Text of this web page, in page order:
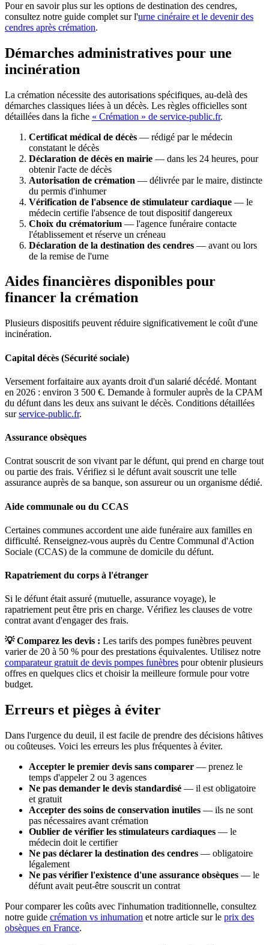
Pour en savoir plus sur les options de destination des cendres,
consultez notre guide complet sur l'urne cinéraire et le devenir des
cendres après crémation.
Démarches administratives pour une
incinération
La crémation nécessite des autorisations spécifiques, au-delà des
démarches classiques liées à un décès. Les règles officielles sont
détaillées dans la fiche « Crémation » de service-public.fr.
Certificat médical de décès — rédigé par le médecin
constatant le décès
Déclaration de décès en mairie — dans les 24 heures, pour
obtenir l'acte de décès
Autorisation de crémation — délivrée par le maire, distincte
du permis d'inhumer
Vérification de l'absence de stimulateur cardiaque — le
médecin certifie l'absence de tout dispositif dangereux
Choix du crématorium — l'agence funéraire contacte
l'établissement et réserve un créneau
Déclaration de la destination des cendres — avant ou lors
de la remise de l'urne
Aides financières disponibles pour
financer la crémation
Plusieurs dispositifs peuvent réduire significativement le coût d'une
incinération.
Capital décès (Sécurité sociale)
Versement forfaitaire aux ayants droit d'un salarié décédé. Montant
en 2026 : environ 3 500 €. Demande à formuler auprès de la CPAM
du défunt dans les deux ans suivant le décès. Conditions détaillées
sur service-public.fr.
Assurance obsèques
Contrat souscrit de son vivant par le défunt, qui prend en charge tout
ou partie des frais. Vérifiez si le défunt avait souscrit une telle
assurance auprès de sa banque, son assureur ou un organisme dédié.
Aide communale ou du CCAS
Certaines communes accordent une aide funéraire aux familles en
difficulté. Renseignez-vous auprès du Centre Communal d'Action
Sociale (CCAS) de la commune de domicile du défunt.
Rapatriement du corps à l'étranger
Si le défunt était assuré (mutuelle, assurance voyage), le
rapatriement peut être pris en charge. Vérifiez les clauses de votre
contrat avant d'engager des frais.
💡 Comparez les devis : Les tarifs des pompes funèbres peuvent
varier de 20 à 50 % pour des prestations équivalentes. Utilisez notre
comparateur gratuit de devis pompes funèbres pour obtenir plusieurs
offres en quelques clics et choisir la meilleure formule pour votre
budget.
Erreurs et pièges à éviter
Dans l'urgence du deuil, il est facile de prendre des décisions hâtives
ou coûteuses. Voici les erreurs les plus fréquentes à éviter.
Accepter le premier devis sans comparer — prenez le
temps d'appeler 2 ou 3 agences
Ne pas demander le devis standardisé — il est obligatoire
et gratuit
Accepter des soins de conservation inutiles — ils ne sont
pas nécessaires avant crémation
Oublier de vérifier les stimulateurs cardiaques — le
médecin doit le certifier
Ne pas déclarer la destination des cendres — obligatoire
légalement
Ne pas vérifier l'existence d'une assurance obsèques — le
défunt avait peut-être souscrit un contrat
Pour comparer les coûts avec l'inhumation traditionnelle, consultez
notre guide crémation vs inhumation et notre article sur le prix des
obsèques en France.